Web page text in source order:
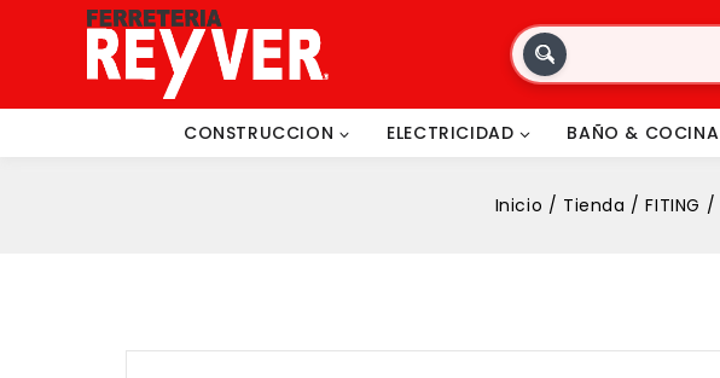
CONSTRUCCION ELECTRICIDAD BAÑO & COCINA
Inicio / Tienda / FITING /